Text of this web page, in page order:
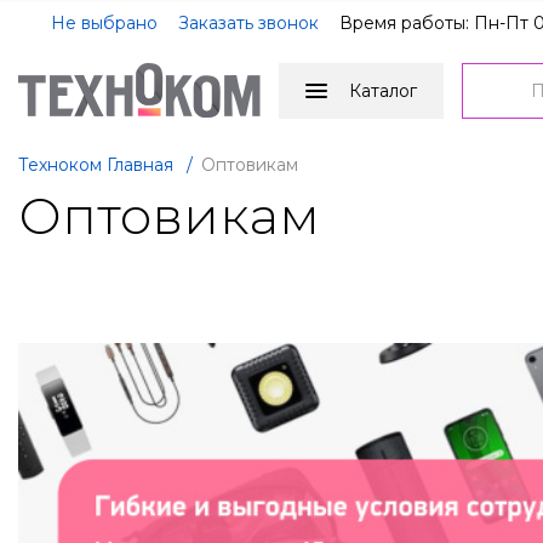
Не выбрано Заказать звонок Время работы: Пн-Пт
Каталог
Техноком Главная / Оптовикам
Оптовикам